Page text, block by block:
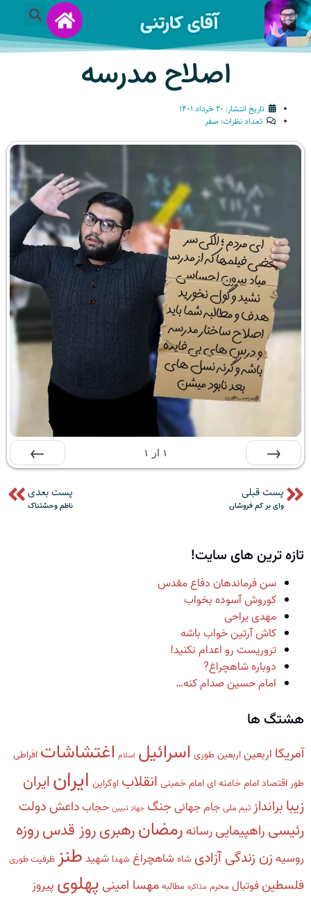
آقای کارتنی
اصلاح مدرسه
تاریخ انتشار:
تعداد نظرات: صفر
۱ از ۱
پست قبلی
وای بر کم فروشان
پست بعدی
ناظم وحشتناک
تازه ترین های سایت!
سن فرماندهان دفاع مقدس
کوروش آسوده بخواب
مهدی یراحی
کاش آرتین خواب باشه
تروریست رو اعدام نکنید!
دوباره شاهچراغ?
امام حسین صدام کنه…
هشتگ ها
آمریکا اربعیناربعین طوری اسرائیل اسلام اغتشاشات افراطی
طوراقتصادامام خامنه ایامام خمینی انقلاب اوکراین ایرانایران
زیبا براندازتیم ملیجام جهانی جنگ جهاد تبیین حجابداعش دولت
رئیسی راهپیماییرسانه رمضانرهبریروز قدسروزه
روسیهزن زندگی آزادی شاهشاهچراغشهدا شهید طنز ظرفیت طوری
فلسطین فوتبال محرم مذاکره مطالبهمهسا امینی پهلوی پیروز